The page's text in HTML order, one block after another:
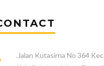
.Jalan Kutasirna No 364